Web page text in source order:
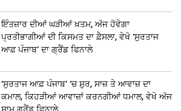
ਇੰਤਜ਼ਾਰ ਦੀਆਂ ਘੜੀਆਂ ਖ਼ਤਮ, ਅੱਜ ਹੋਵੇਗਾ
ਪ੍ਰਤੀਭਾਗੀਆਂ ਦੀ ਕਿਸਮਤ ਦਾ ਫ਼ੈਸਲਾ, ਵੇਖੋ ‘ਸੁਰਤਾਜ
ਆਫ਼ ਪੰਜਾਬ’ ਦਾ ਗ੍ਰੈਂਡ ਫਿਨਾਲੇ
‘ਸੁਰਤਾਜ ਆਫ਼ ਪੰਜਾਬ’ ‘ਚ ਸ਼ੁਰ, ਸਾਜ਼ ਤੇ ਆਵਾਜ਼ ਦਾ
ਕਮਾਲ, ਕਿਹੜੀਆਂ ਆਵਾਜ਼ਾਂ ਕਰਨਗੀਆਂ ਧਮਾਲ, ਵੇਖੋ ਅੱਜ